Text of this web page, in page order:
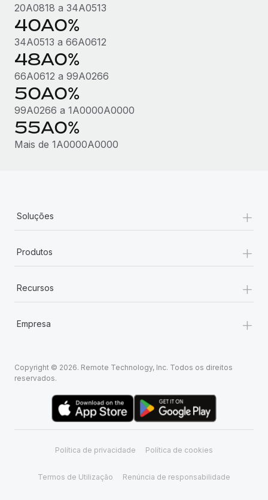
20A0818 a 34A0513
40A0%
34A0513 a 66A0612
48A0%
66A0612 a 99A0266
50A0%
99A0266 a 1A0000A0000
55A0%
Mais de 1A0000A0000
Soluções +
Produtos +
Recursos +
Empresa +
Copyright © 2026. Remote Technology, Inc. Todos os direitos
reservados.
Política de privacidade Política de cookies
Termos de Utilização Renúncia de responsabilidade